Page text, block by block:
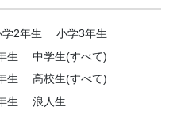
学2年生
小学3年生
生
中学生(すべて)
生
高校生(すべて)
生 浪人生